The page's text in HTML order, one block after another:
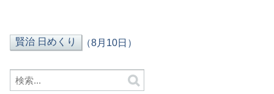
（8月10日）